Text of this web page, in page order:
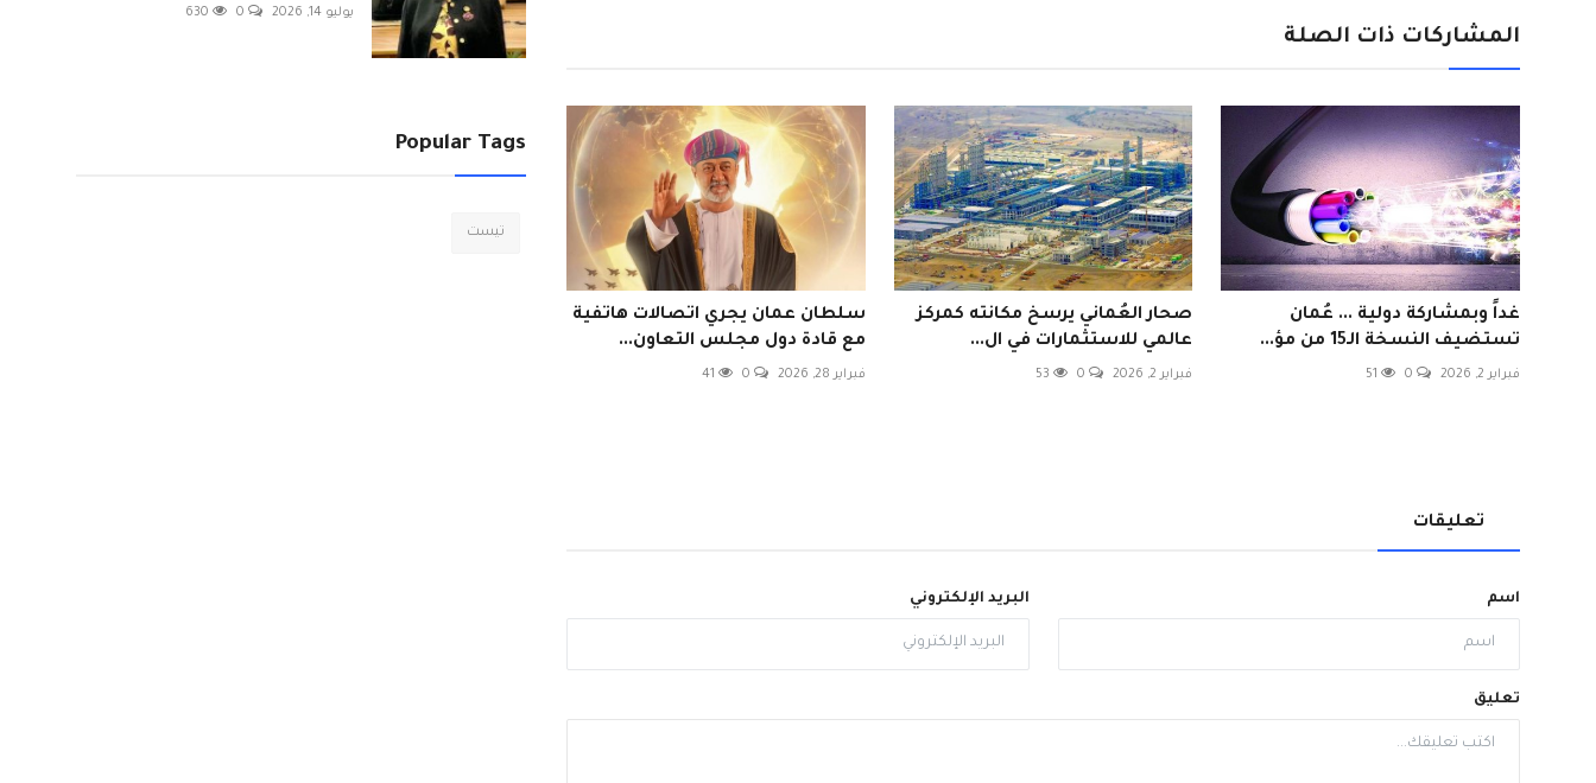
المشاركات ذات الصلة
غداً وبمشاركة دولية ... عُمان
تستضيف النسخة الـ15 من مؤ...
فبراير 2, 2026
صحار العُماني يرسخ مكانته كمركز
عالمي للاستثمارات في ال...
فبراير 2, 2026 0
53
سلطان عمان يجري اتصالات هاتفية
مع قادة دول مجلس التعاون...
فبراير 28, 2026
تعليقات
اسم البريد الإلكتروني
تعليق
يوليو 14, 2026 0
630
Popular Tags
تيست